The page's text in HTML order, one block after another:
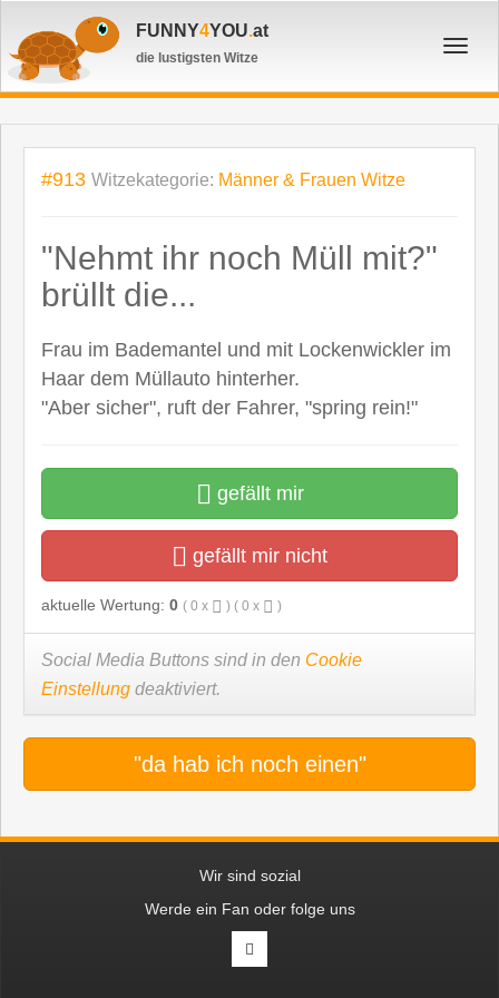
FUNNY4YOU.at
die lustigsten Witze
#913 Witzekategorie: Männer & Frauen Witze
"Nehmt ihr noch Müll mit?"
brüllt die...
Frau im Bademantel und mit Lockenwickler im
Haar dem Müllauto hinterher.
"Aber sicher", ruft der Fahrer, "spring rein!"
gefällt mir
gefällt mir nicht
aktuelle Wertung: 0 ( 0 x ) ( 0 x )
Social Media Buttons sind in den Cookie
Einstellung deaktiviert.
"da hab ich noch einen"
Wir sind sozial
Werde ein Fan oder folge uns